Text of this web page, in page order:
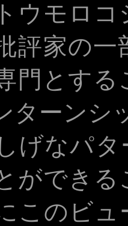
ウモロ
評家の
門とす
ターンシ
げなパ
ができ
このビ